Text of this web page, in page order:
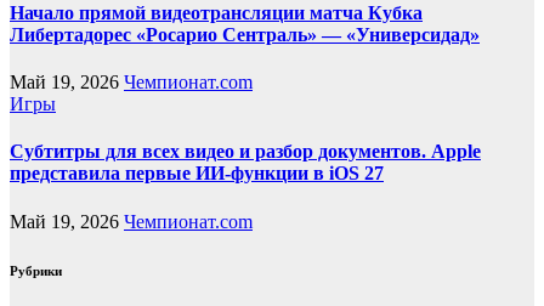
Начало прямой видеотрансляции матча Кубка
Либертадорес «Росарио Сентраль» — «Универсидад»
Май 19, 2026 Чемпионат.com
Игры
Субтитры для всех видео и разбор документов. Apple
представила первые ИИ-функции в iOS 27
Май 19, 2026 Чемпионат.com
Рубрики